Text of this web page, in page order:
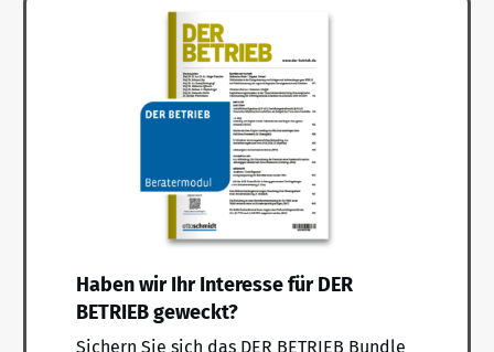
Haben wir Ihr Interesse für DER
BETRIEB geweckt?
Sichern Sie sich das DER BETRIEB Bundle